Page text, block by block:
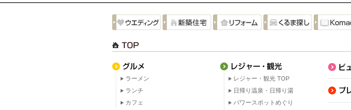
ラーメン
ランチ
カフェ
レジャー・観光 TOP
日帰り温泉・日帰り湯
パワースポットめぐり